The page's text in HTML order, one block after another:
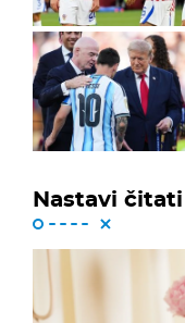
Nastavi čitati